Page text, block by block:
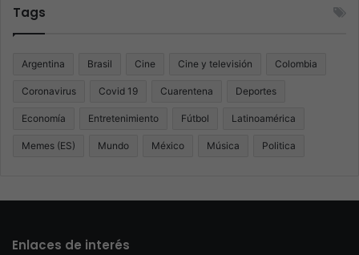
Tags
Argentina Brasil Cine Cine y televisión Colombia
Coronavirus Covid 19 Cuarentena Deportes
Economía Entretenimiento Fútbol Latinoamérica
Memes (ES) Mundo México Música Politica
Enlaces de interés